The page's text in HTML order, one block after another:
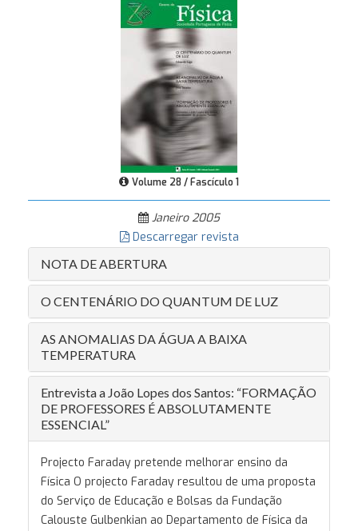
Volume 28 / Fascículo 1
Janeiro 2005
Descarregar revista
NOTA DE ABERTURA
O CENTENÁRIO DO QUANTUM DE LUZ
AS ANOMALIAS DA ÁGUA A BAIXA
TEMPERATURA
Entrevista a João Lopes dos Santos: “FORMAÇÃO
DE PROFESSORES É ABSOLUTAMENTE
ESSENCIAL”
Projecto Faraday pretende melhorar ensino da
Física O projecto Faraday resultou de uma proposta
do Serviço de Educação e Bolsas da Fundação
Calouste Gulbenkian ao Departamento de Física da